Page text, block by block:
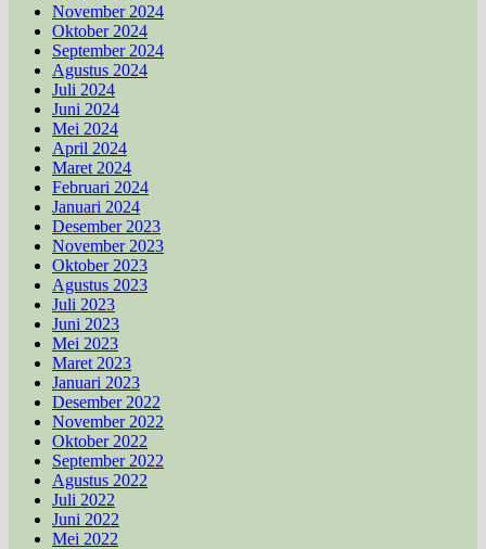
November 2024
Oktober 2024
September 2024
Agustus 2024
Juli 2024
Juni 2024
Mei 2024
April 2024
Maret 2024
Februari 2024
Januari 2024
Desember 2023
November 2023
Oktober 2023
Agustus 2023
Juli 2023
Juni 2023
Mei 2023
Maret 2023
Januari 2023
Desember 2022
November 2022
Oktober 2022
September 2022
Agustus 2022
Juli 2022
Juni 2022
Mei 2022